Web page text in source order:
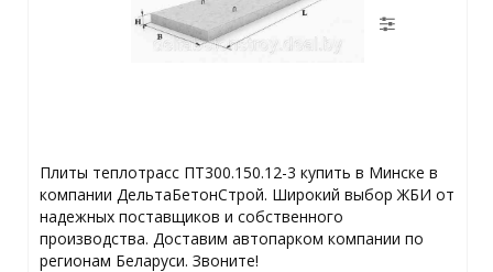
Плиты теплотрасс ПТ300.150.12-3 купить в Минске в
компании ДельтаБетонСтрой. Широкий выбор ЖБИ от
надежных поставщиков и собственного
производства. Доставим автопарком компании по
регионам Беларуси. Звоните!